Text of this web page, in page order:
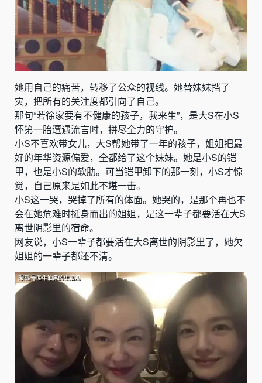
她用自己的痛苦，转移了公众的视线。她替妹妹挡了
灾，把所有的关注度都引向了自己。
那句“若徐家要有不健康的孩子，我来生”，是大S在小S
怀第一胎遭遇流言时，拼尽全力的守护。
小S不喜欢带女儿，大S帮她带了一年的孩子，姐姐把最
好的年华资源偏爱，全都给了这个妹妹。她是小S的铠
甲，也是小S的软肋。可当铠甲卸下的那一刻，小S才惊
觉，自己原来是如此不堪一击。
小S这一哭，哭掉了所有的体面。她哭的，是那个再也不
会在她危难时挺身而出的姐姐，是这一辈子都要活在大S
离世阴影里的宿命。
网友说，小S一辈子都要活在大S离世的阴影里了，她欠
姐姐的一辈子都还不清。